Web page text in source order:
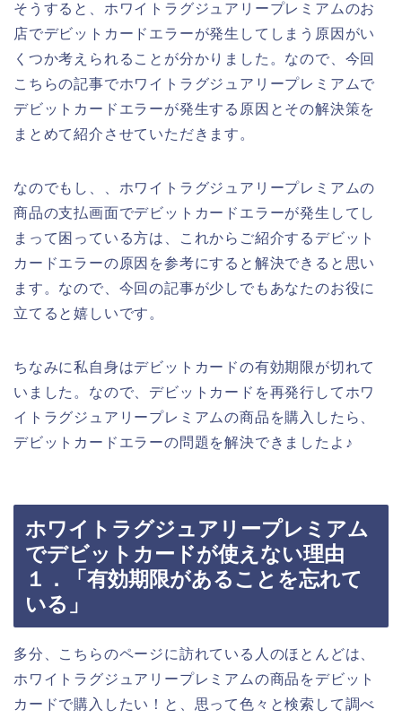
そうすると、ホワイトラグジュアリープレミアムのお
店でデビットカードエラーが発生してしまう原因がい
くつか考えられることが分かりました。なので、今回
こちらの記事でホワイトラグジュアリープレミアムで
デビットカードエラーが発生する原因とその解決策を
まとめて紹介させていただきます。
なのでもし、、ホワイトラグジュアリープレミアムの
商品の支払画面でデビットカードエラーが発生してし
まって困っている方は、これからご紹介するデビット
カードエラーの原因を参考にすると解決できると思い
ます。なので、今回の記事が少しでもあなたのお役に
立てると嬉しいです。
ちなみに私自身はデビットカードの有効期限が切れて
いました。なので、デビットカードを再発行してホワ
イトラグジュアリープレミアムの商品を購入したら、
デビットカードエラーの問題を解決できましたよ♪
ホワイトラグジュアリープレミアム
でデビットカードが使えない理由
１．「有効期限があることを忘れて
いる」
多分、こちらのページに訪れている人のほとんどは、
ホワイトラグジュアリープレミアムの商品をデビット
カードで購入したい！と、思って色々と検索して調べ